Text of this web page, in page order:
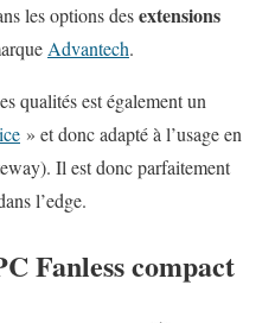
les options desextensions
Advantech.
qualités est également un
» et donc adapté à l’usage en
Il est donc parfaitement
l’edge.
Fanless compact